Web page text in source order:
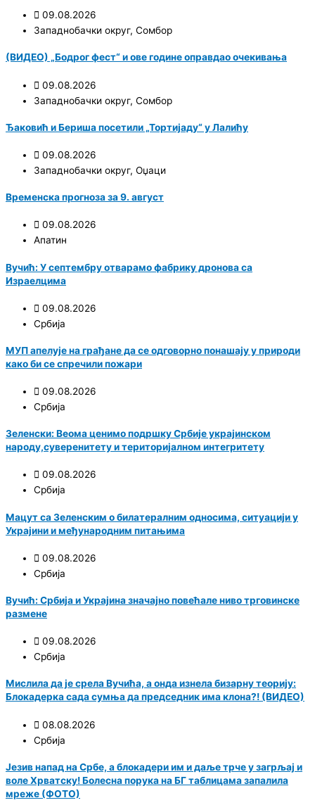
09.08.2026
Западнобачки округ, Сомбор
(ВИДЕО) „Бодрог фест“ и ове године оправдао очекивања
09.08.2026
Западнобачки округ, Сомбор
Ђаковић и Бериша посетили „Тортијаду“ у Лалићу
09.08.2026
Западнобачки округ, Оџаци
Временска прогноза за 9. август
09.08.2026
Апатин
Вучић: У септембру отварамо фабрику дронова са
Израелцима
09.08.2026
Србија
МУП апелује на грађане да се одговорно понашају у природи
како би се спречили пожари
09.08.2026
Србија
Зеленски: Веома ценимо подршку Србије украјинском
народу,суверенитету и територијалном интегритету
09.08.2026
Србија
Мацут са Зеленским о билатералним односима, ситуацији у
Украјини и међународним питањима
09.08.2026
Србија
Вучић: Србија и Украјина значајно повећале ниво трговинске
размене
09.08.2026
Србија
Мислила да је срела Вучића, а онда изнела бизарну теорију:
Блокадерка сада сумња да председник има клона?! (ВИДЕО)
08.08.2026
Србија
Језив напад на Србе, а блокадери им и даље трче у загрљај и
воле Хрватску! Болесна порука на БГ таблицама запалила
мреже (ФОТО)